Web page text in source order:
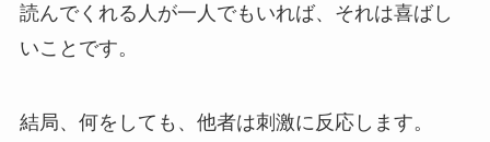
読んでくれる人が一人でもいれば、それは喜ばし
いことです。
結局、何をしても、他者は刺激に反応します。